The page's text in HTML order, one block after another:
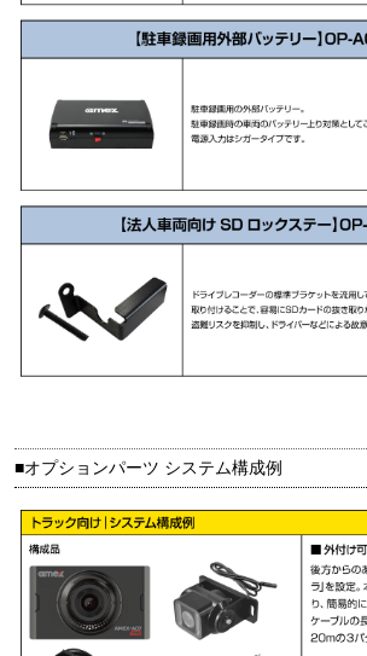
■オプションパーツ システム構成例